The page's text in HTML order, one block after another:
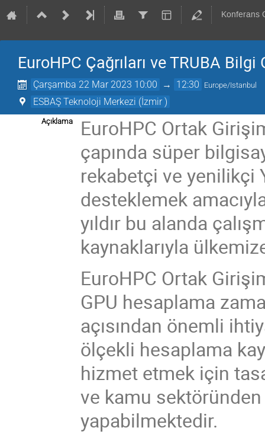
Konferans
EuroHPC Çağrıları ve TRUBA Bilgi
Çarşamba 22 Mar 2023 10:00 → 12:30 Europe/Istanbul
ESBAŞ Teknoloji Merkezi (İzmir )
Açıklama
EuroHPC Ortak
çapında süper
rekabetçi ve yenilikçi
desteklemek
yıldır bu alanda
kaynaklarıyla
EuroHPC Ortak
GPU hesaplama
açısından önemli
ölçekli hesaplama
hizmet etmek için
ve kamu
yapabilmektedir.